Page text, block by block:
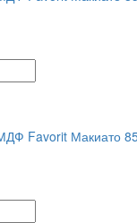
Favorit Макиато